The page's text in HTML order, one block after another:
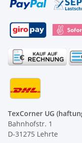
TexCorner UG
Bahnhofstr. 1
D-31275 Lehrte